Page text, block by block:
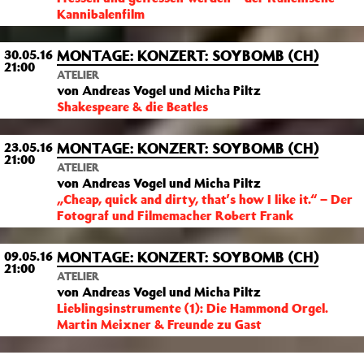
Kannibalenfilm
30.05.16
21:00
MONTAGE: KONZERT: SOYBOMB (CH)
ATELIER
von Andreas Vogel und Micha Piltz
Shakespeare & die Beatles
23.05.16
21:00
MONTAGE: KONZERT: SOYBOMB (CH)
ATELIER
von Andreas Vogel und Micha Piltz
„Cheap, quick and dirty, that’s how I like it.“ – Der
Fotograf und Filmemacher Robert Frank
09.05.16
21:00
MONTAGE: KONZERT: SOYBOMB (CH)
ATELIER
von Andreas Vogel und Micha Piltz
Lieblingsinstrumente (1): Die Hammond Orgel.
Martin Meixner & Freunde zu Gast